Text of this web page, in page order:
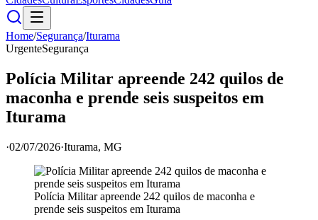
Home/Segurança/Iturama
UrgenteSegurança
Polícia Militar apreende 242 quilos de
maconha e prende seis suspeitos em
Iturama
·02/07/2026·Iturama, MG
Polícia Militar apreende 242 quilos de maconha e
prende seis suspeitos em Iturama